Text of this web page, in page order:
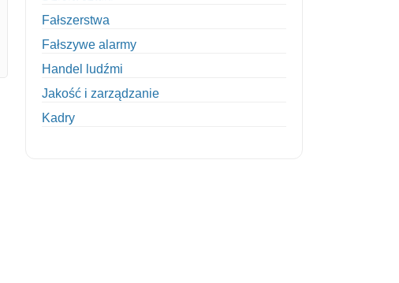
Fałszerstwa
Fałszywe alarmy
Handel ludźmi
Jakość i zarządzanie
Kadry